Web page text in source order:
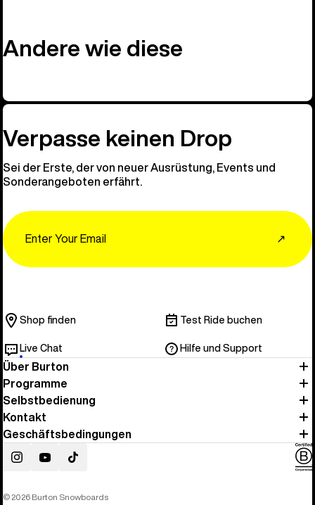
Andere wie diese
Verpasse keinen Drop
Sei der Erste, der von neuer Ausrüstung, Events und
Sonderangeboten erfährt.
↗
Shop finden Test Ride buchen
Live Chat Hilfe und Support
Über Burton
Programme
Selbstbedienung
Kontakt
Geschäftsbedingungen
InstagramYouTubeTikTok
© 2026 Burton Snowboards